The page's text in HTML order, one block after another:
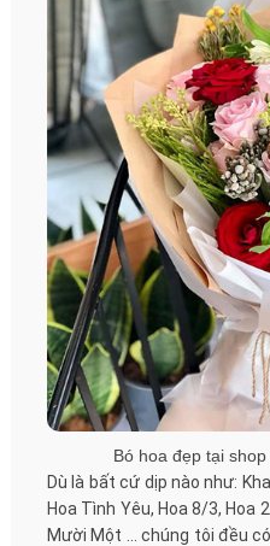
Bó hoa đẹp tại
Dù là bất cứ dịp nào như:
Hoa Tình Yêu, Hoa 8/3, Hoa
Mười Một ... chúng tôi đều